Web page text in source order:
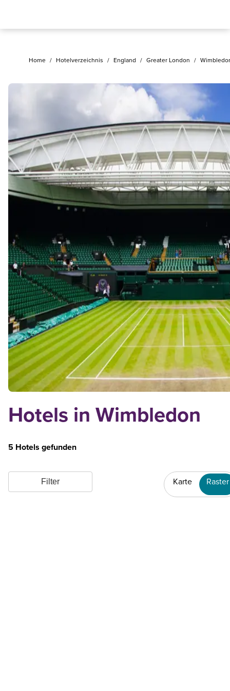
Hotels in Wimbledon
Home / Hotelverzeichnis / England / Greater London /
5 Hotels gefunden
Filter Karte Raster